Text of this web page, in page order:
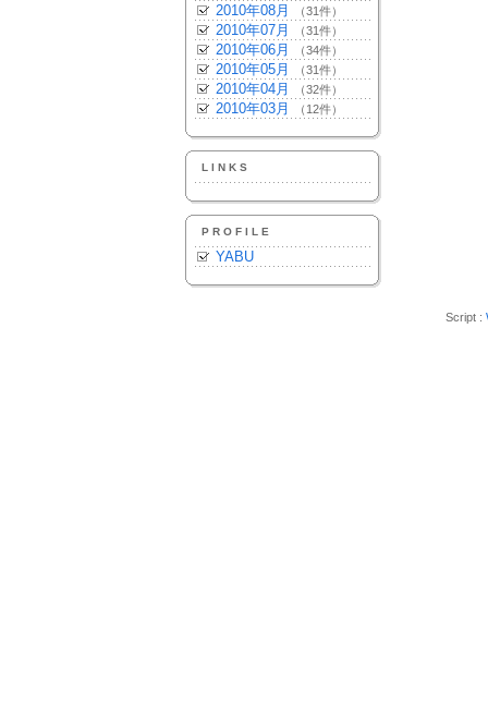
2010年08月 （31件）
2010年07月 （31件）
2010年06月 （34件）
2010年05月 （31件）
2010年04月 （32件）
2010年03月 （12件）
LINKS
PROFILE
YABU
Script :